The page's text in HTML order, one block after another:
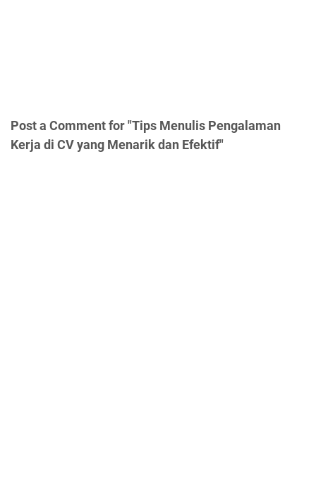
Post a Comment for "Tips Menulis Pengalaman
Kerja di CV yang Menarik dan Efektif"